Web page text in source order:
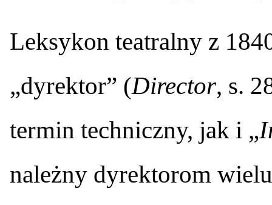
Leksykon teatralny z
„dyrektor” (Director, s.
termin techniczny, jak i „
należny dyrektorom